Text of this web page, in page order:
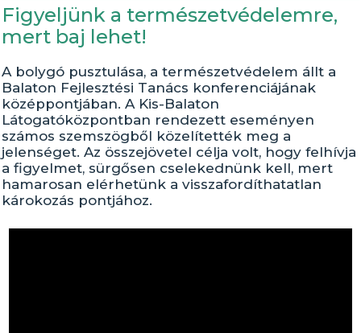
Figyeljünk a természetvédelemre,
mert baj lehet!
A bolygó pusztulása, a természetvédelem állt a
Balaton Fejlesztési Tanács konferenciájának
középpontjában. A Kis-Balaton
Látogatóközpontban rendezett eseményen
számos szemszögből közelítették meg a
jelenséget. Az összejövetel célja volt, hogy felhívja
a figyelmet, sürgősen cselekednünk kell, mert
hamarosan elérhetünk a visszafordíthatatlan
károkozás pontjához.